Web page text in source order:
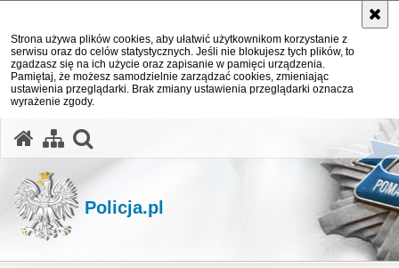
Strona używa plików cookies, aby ułatwić użytkownikom korzystanie z
serwisu oraz do celów statystycznych. Jeśli nie blokujesz tych plików, to
zgadzasz się na ich użycie oraz zapisanie w pamięci urządzenia.
Pamiętaj, że możesz samodzielnie zarządzać cookies, zmieniając
ustawienia przeglądarki. Brak zmiany ustawienia przeglądarki oznacza
wyrażenie zgody.
Policja.pl